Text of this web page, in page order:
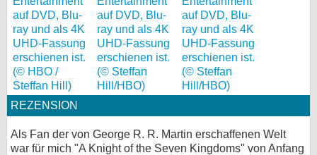
REZENSION
Als Fan der von George R. R. Martin erschaffenen Welt
war für mich "A Knight of the Seven Kingdoms" von Anfang